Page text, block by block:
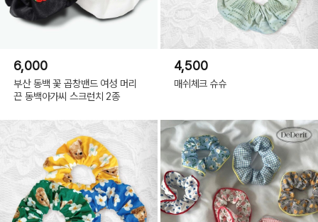
6,000
부산 동백 꽃 곱창밴드 여성 머리
끈 동백아가씨 스크런치 2종
4,500
매쉬체크 슈슈